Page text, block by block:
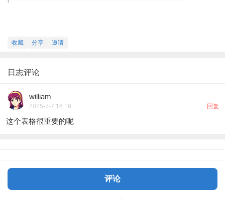
收藏 分享 邀请
日志评论
william
2025-7-7 16:16 回复
这个表格很重要的呢
评论